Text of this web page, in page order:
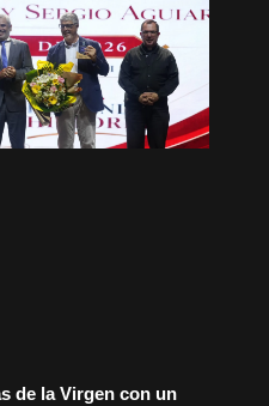
de la Virgen con un